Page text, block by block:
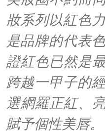
妝系列以紅色
是品牌的代表
證紅色已然是
跨越一甲子的
選網羅正紅、
賦予個性美唇。